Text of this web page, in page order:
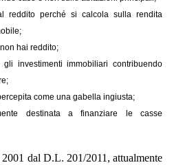
reddito perché si calcola sulla rendita
hai reddito;
gli investimenti immobiliari contribuendo
come una gabella ingiusta;
destinata a finanziare le casse
2001 dal D.L. 201/2011, attualmente